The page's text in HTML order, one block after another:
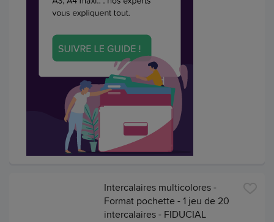
Intercalaires multicolores -
Format pochette - 1 jeu de 20
intercalaires - FIDUCIAL